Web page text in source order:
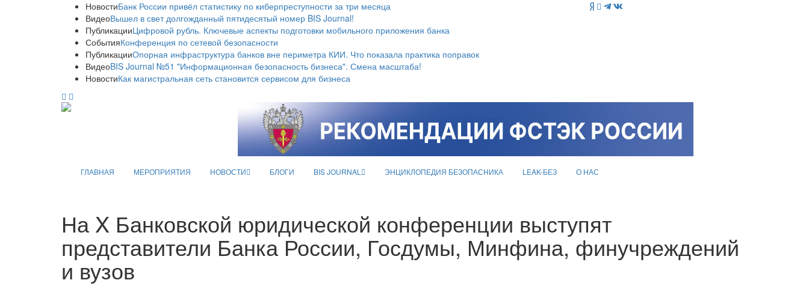
НовостиБанк России привёл статистику по киберпреступности за три месяца
ВидеоВышел в свет долгожданный пятидесятый номер BIS Journal!
ПубликацииЦифровой рубль. Ключевые аспекты подготовки мобильного приложения банка
СобытияКонференция по сетевой безопасности
ПубликацииОпорная инфраструктура банков вне периметра КИИ. Что показала практика поправок
ВидеоBIS Journal №51 "Информационная безопасность бизнеса". Смена масштаба!
НовостиКак магистральная сеть становится сервисом для бизнеса
ГЛАВНАЯ МЕРОПРИЯТИЯ НОВОСТИ БЛОГИ BIS JOURNAL ЭНЦИКЛОПЕДИЯ БЕЗОПАСНИКА LEAK-БЕЗ О НАС
На X Банковской юридической конференции выступят
представители Банка России, Госдумы, Минфина, финучреждений
и вузов